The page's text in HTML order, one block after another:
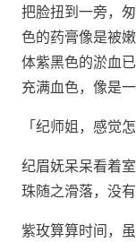
把脸扭到一旁，
色的药膏像是被
体紫黑色的淤血
充满血色，像是
「纪师姐，感觉
纪眉妩呆呆看着
珠随之滑落，没有
紫玫算算时间，